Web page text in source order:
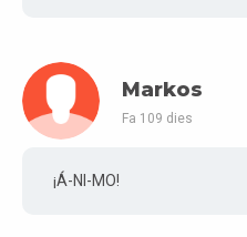
Markos
Fa 109 dies
¡Á-NI-MO!